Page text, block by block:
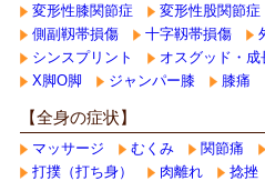
変形性膝関節症
変形性股関節症
側副靱帯損傷
十字靱帯損傷
シンスプリント
オスグッド・成
X脚O脚
ジャンパー膝 膝痛
【全身の症状】
マッサージ むくみ 関節痛
打撲（打ち身）
肉離れ 捻挫